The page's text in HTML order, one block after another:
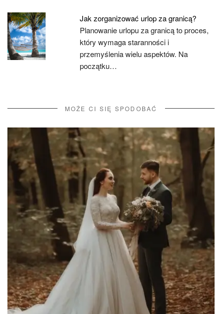
Jak zorganizować urlop za granicą?
Planowanie urlopu za granicą to proces,
który wymaga staranności i
przemyślenia wielu aspektów. Na
początku…
MOŻE CI SIĘ SPODOBAĆ